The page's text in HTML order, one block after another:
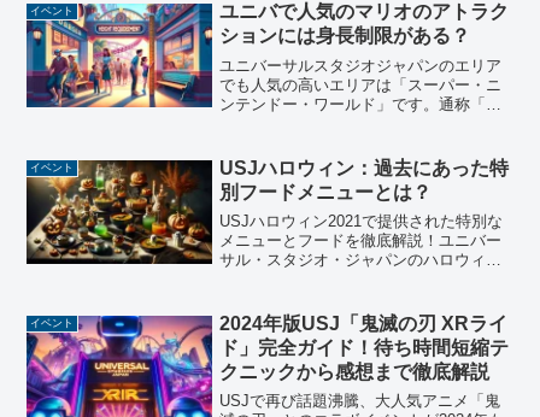
イベント
ユニバで人気のマリオのアトラク
ションには身長制限がある？
ユニバーサルスタジオジャパンのエリア
でも人気の高いエリアは「スーパー・ニ
ンテンドー・ワールド」です。通称「マ
ッズがあったりなど初心者には少し攻略
の難しいエリアになってい...
イベント
USJハロウィン：過去にあった特
別フードメニューとは？
USJハロウィン2021で提供された特別な
メニューとフードを徹底解説！ユニバー
サル・スタジオ・ジャパンのハロウィン
お届けします。
イベント
2024年版USJ「鬼滅の刃 XRライ
ド」完全ガイド！待ち時間短縮テ
クニックから感想まで徹底解説
USJで再び話題沸騰、大人気アニメ「鬼